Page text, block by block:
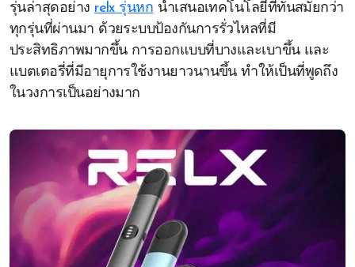
รุ่นล่าสุดอย่าง relx รุ่นหก นำเสนอเทคโนโลยีที่ทันสมัยกว่า
ทุกรุ่นที่ผ่านมา ด้วยระบบป้องกันการรั่วไหลที่มี
ประสิทธิภาพมากขึ้น การออกแบบที่บางและเบาขึ้น และ
แบตเตอรี่ที่มีอายุการใช้งานยาวนานขึ้น ทำให้เป็นที่พูดถึง
ในวงการเป็นอย่างมาก